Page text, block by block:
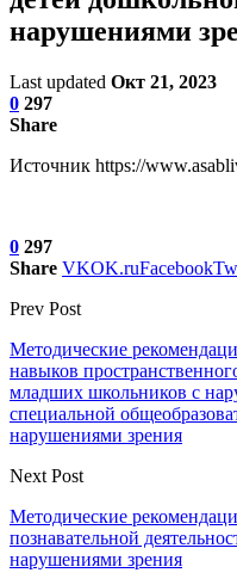
нарушениями
Last updated Окт 21, 2023
0 297
Share
Источник https://
0 297
Share VKOK.ruFacebook
Prev Post
Методические
навыков
младших школьников с
специальной
нарушениями зрения
Next Post
Методические
познавательной
нарушениями зрения